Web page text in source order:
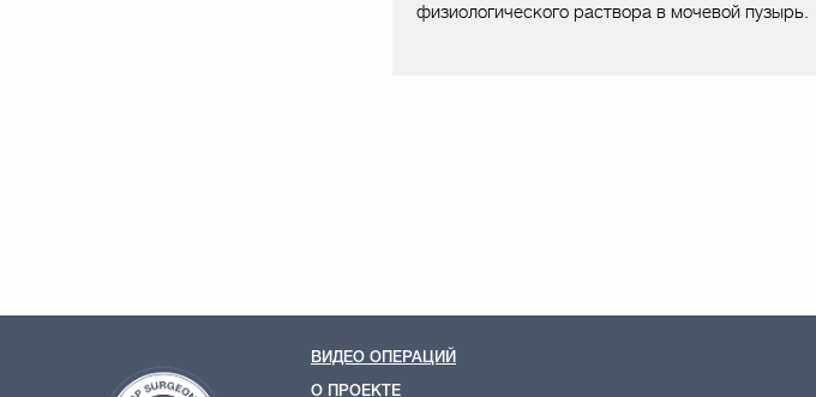
физиологического раствора в мочевой пузырь.
ВИДЕО ОПЕРАЦИЙ
О ПРОЕКТЕ